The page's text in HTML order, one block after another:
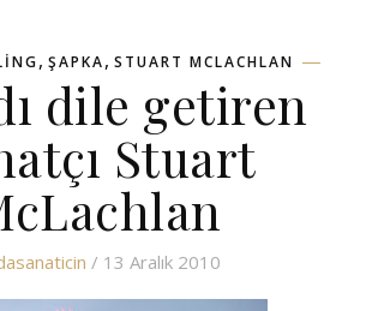
, ŞAPKA, STUART MCLACHLAN
dile getiren
Stuart
/ 13 Aralık 2010